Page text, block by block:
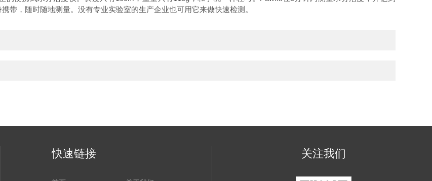
带，随时随地测量。没有专业实验室的生产企业也可用它来做快速检测。
快速链接 关注我们